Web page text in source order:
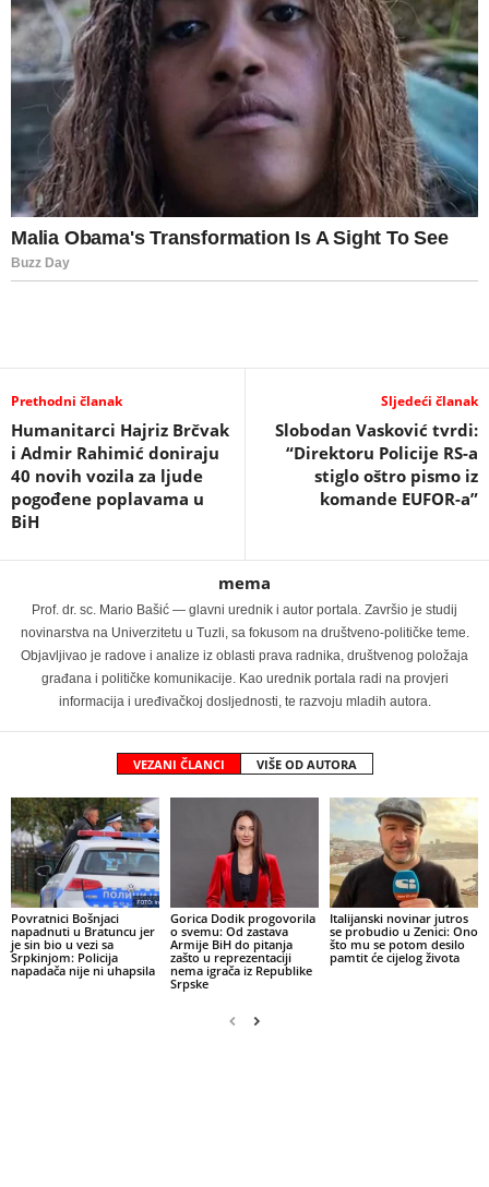
Prethodni članak
Humanitarci Hajriz Brčvak
i Admir Rahimić doniraju
40 novih vozila za ljude
pogođene poplavama u
BiH
Sljedeći članak
Slobodan Vasković tvrdi:
“Direktoru Policije RS-a
stiglo oštro pismo iz
komande EUFOR-a”
mema
Prof. dr. sc. Mario Bašić — glavni urednik i autor portala. Završio je studij
novinarstva na Univerzitetu u Tuzli, sa fokusom na društveno-političke teme.
Objavljivao je radove i analize iz oblasti prava radnika, društvenog položaja
građana i političke komunikacije. Kao urednik portala radi na provjeri
informacija i uređivačkoj dosljednosti, te razvoju mladih autora.
VEZANI ČLANCI VIŠE OD AUTORA
Povratnici Bošnjaci
napadnuti u Bratuncu jer
je sin bio u vezi sa
Srpkinjom: Policija
napadača nije ni uhapsila
Gorica Dodik progovorila
o svemu: Od zastava
Armije BiH do pitanja
zašto u reprezentaciji
nema igrača iz Republike
Srpske
Italijanski novinar jutros
se probudio u Zenici: Ono
što mu se potom desilo
pamtit će cijelog života